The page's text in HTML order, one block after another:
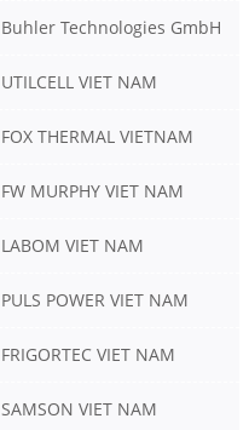
Buhler Technologies GmbH
UTILCELL VIET NAM
FOX THERMAL VIETNAM
FW MURPHY VIET NAM
LABOM VIET NAM
PULS POWER VIET NAM
FRIGORTEC VIET NAM
SAMSON VIET NAM